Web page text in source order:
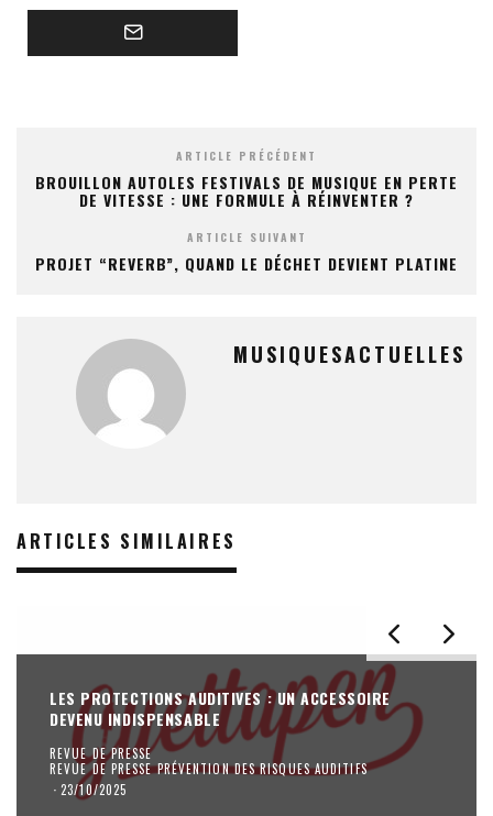
ARTICLE PRÉCÉDENT
BROUILLON AUTOLES FESTIVALS DE MUSIQUE EN PERTE
DE VITESSE : UNE FORMULE À RÉINVENTER ?
ARTICLE SUIVANT
PROJET “REVERB”, QUAND LE DÉCHET DEVIENT PLATINE
MUSIQUESACTUELLES
ARTICLES SIMILAIRES
LES PROTECTIONS AUDITIVES : UN ACCESSOIRE
DEVENU INDISPENSABLE
REVUE DE PRESSE
REVUE DE PRESSE PRÉVENTION DES RISQUES AUDITIFS
· 23/10/2025